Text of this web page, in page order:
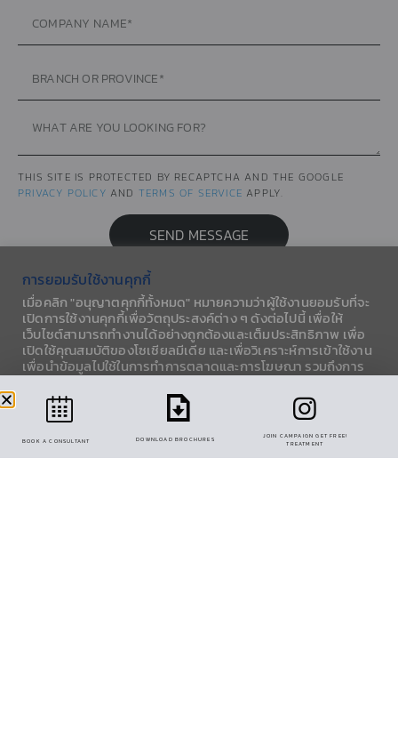
THIS SITE IS PROTECTED BY RECAPTCHA AND THE GOOGLE
PRIVACY POLICY AND TERMS OF SERVICE APPLY.
SEND MESSAGE
การยอมรับใช้งานคุกกี้
เมื่อคลิก "อนุญาตคุกกี้ทั้งหมด" หมายความว่าผู้ใช้งานยอมรับที่จะ
เปิดการใช้งานคุกกี้เพื่อวัตถุประสงค์ต่าง ๆ ดังต่อไปนี้ เพื่อให้
เว็บไซต์สามารถทำงานได้อย่างถูกต้องและเต็มประสิทธิภาพ เพื่อ
เปิดใช้คุณสมบัติของโซเชียลมีเดีย และเพื่อวิเคราะห์การเข้าใช้งาน
เพื่อนำข้อมูลไปใช้ในการทำการตลาดและการโฆษณา รวมถึงการ
การตั้งค่าคุกกี้
ยอมรับทั้งหมด LEARN MORE
BOOK A CONSULTANT DOWNLOAD BROCHURES
JOIN CAMPAIGN GET FREE!
TREATMENT